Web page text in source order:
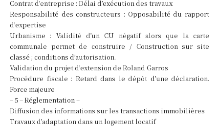
Contrat d’entreprise : Délai d’exécution des travaux
Responsabilité des constructeurs : Opposabilité du rapport
d’expertise
Urbanisme : Validité d’un CU négatif alors que la carte
communale permet de construire / Construction sur site
classé ; conditions d’autorisation.
Validation du projet d’extension de Roland Garros
Procédure fiscale : Retard dans le dépôt d’une déclaration.
Force majeure
– 5 – Réglementation –
Diffusion des informations sur les transactions immobilières
Travaux d’adaptation dans un logement locatif